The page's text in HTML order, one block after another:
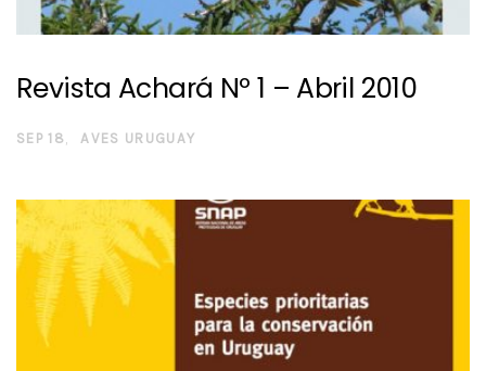
Revista Achará Nº 1 – Abril 2010
SEP 18 AVES URUGUAY